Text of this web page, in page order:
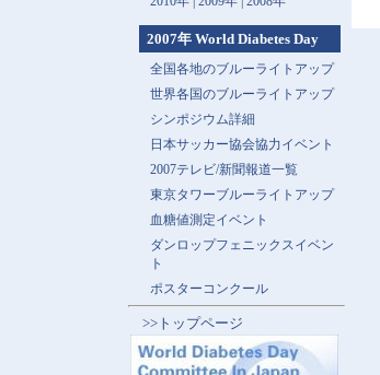
2007年 World Diabetes Day
全国各地のブルーライトアップ
世界各国のブルーライトアップ
シンポジウム詳細
日本サッカー協会協力イベント
2007テレビ/新聞報道一覧
東京タワーブルーライトアップ
血糖値測定イベント
ダンロップフェニックスイベン
ト
ポスターコンクール
>>トップページ